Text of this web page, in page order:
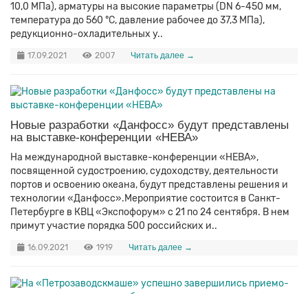
10,0 МПа), арматуры на высокие параметры (DN 6-450 мм,
температура до 560 °С, давление рабочее до 37,3 МПа),
редукционно-охладительных у..
17.09.2021 2007 Читать далее →
Новые разработки «Данфосс» будут представлены
на выставке-конференции «НЕВА»
На международной выставке-конференции «НЕВА»,
посвященной судостроению, судоходству, деятельности
портов и освоению океана, будут представлены решения и
технологии «Данфосс».Мероприятие состоится в Санкт-
Петербурге в КВЦ «Экспофорум» с 21 по 24 сентября. В нем
примут участие порядка 500 российских и..
16.09.2021 1919 Читать далее →